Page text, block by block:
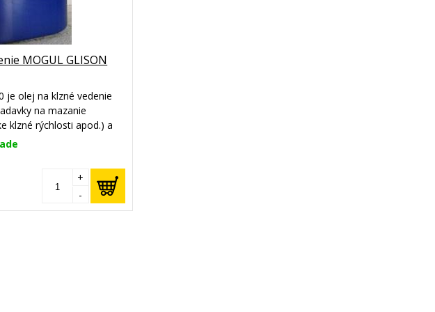
MOGUL GLISON
je olej na klzné vedenie
na mazanie
klzné rýchlosti apod.) a
+
-